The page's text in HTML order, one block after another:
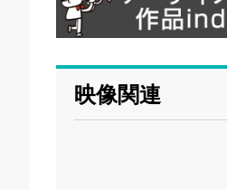
映像関連